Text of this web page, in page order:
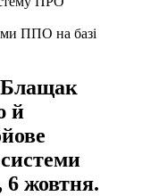
ППО на базі
й
6 жовтня.